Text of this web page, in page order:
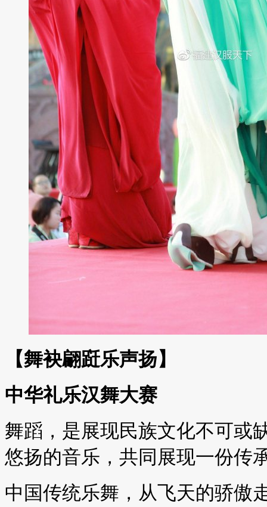
【舞袂翩跹乐声扬】
中华礼乐汉舞大赛
舞蹈，是展现民族文化不可或
悠扬的音乐，共同展现一份传
中国传统乐舞，从飞天的骄傲